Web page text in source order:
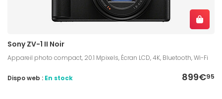
Sony ZV-1 II Noir
Appareil photo compact, 20.1 Mpixels, Écran LCD, 4K, Bluetooth, Wi-Fi
899€95
Dispo web : En stock